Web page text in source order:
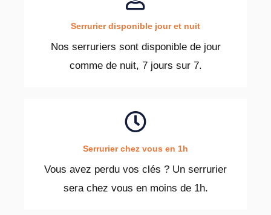
Serrurier disponible jour et nuit
Nos serruriers sont disponible de jour
comme de nuit, 7 jours sur 7.
Serrurier chez vous en 1h
Vous avez perdu vos clés ? Un serrurier
sera chez vous en moins de 1h.